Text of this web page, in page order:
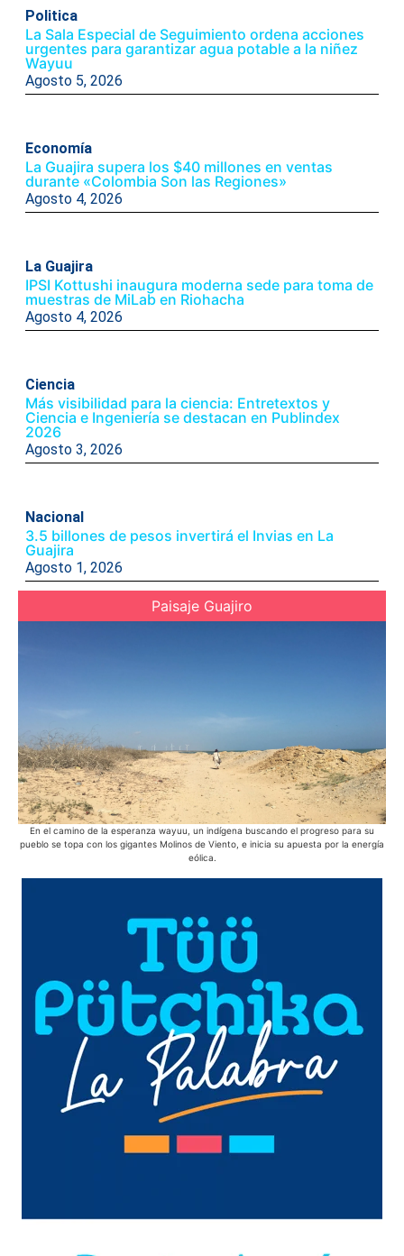
Politica
La Sala Especial de Seguimiento ordena acciones
urgentes para garantizar agua potable a la niñez
Wayuu
Agosto 5, 2026
Economía
La Guajira supera los $40 millones en ventas
durante «Colombia Son las Regiones»
Agosto 4, 2026
La Guajira
IPSI Kottushi inaugura moderna sede para toma de
muestras de MiLab en Riohacha
Agosto 4, 2026
Ciencia
Más visibilidad para la ciencia: Entretextos y
Ciencia e Ingeniería se destacan en Publindex
2026
Agosto 3, 2026
Nacional
3.5 billones de pesos invertirá el Invias en La
Guajira
Agosto 1, 2026
Paisaje Guajiro
En el camino de la esperanza wayuu, un indígena buscando el progreso para su
pueblo se topa con los gigantes Molinos de Viento, e inicia su apuesta por la energía
eólica.